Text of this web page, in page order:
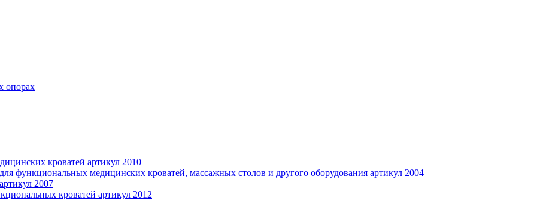
опорах
кроватей артикул 2010
функциональных медицинских кроватей, массажных столов и другого оборудования артикул 2004
2007
кроватей артикул 2012